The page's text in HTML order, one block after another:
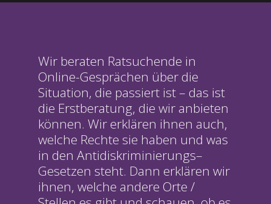
Wir beraten Ratsuchende in
Online-Gesprächen über die
Situation, die passiert ist– das ist
die Erstberatung, die wir anbieten
können. Wir erklären ihnen auch,
welche Rechte sie haben und was
in den Antidiskriminierungs–
Gesetzen steht. Dann erklären wir
ihnen, welche andere Orte /